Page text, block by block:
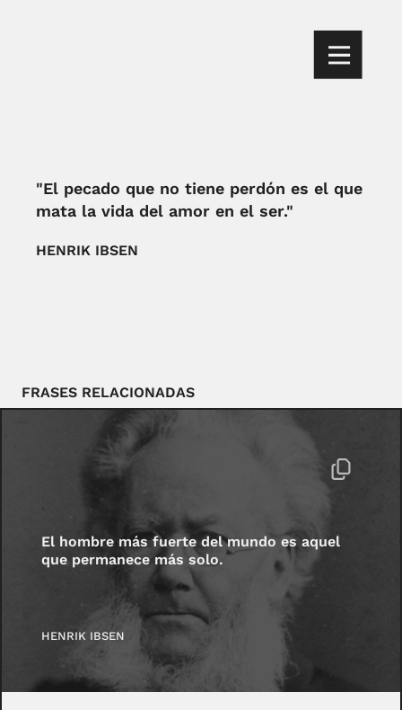
"El pecado que no tiene perdón es el que
mata la vida del amor en el ser."
HENRIK IBSEN
FRASES RELACIONADAS
El hombre más fuerte del mundo es aquel
que permanece más solo.
HENRIK IBSEN